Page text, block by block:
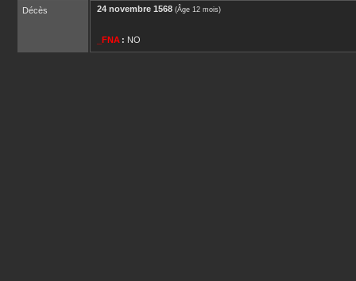
Décès 24 novembre 1568 (Âge 12 mois)
_FNA : NO